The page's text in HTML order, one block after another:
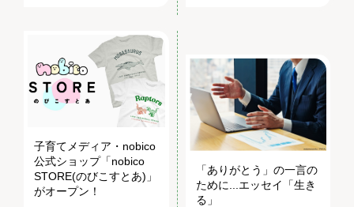
子育てメディア・nobico
公式ショップ「nobico
STORE(のびこすとあ)」
がオープン！
「ありがとう」の一言の
ために...エッセイ「生き
る」